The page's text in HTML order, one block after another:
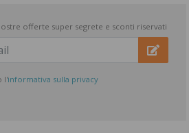
offerte super segrete e sconti riservati
l'informativa sulla privacy